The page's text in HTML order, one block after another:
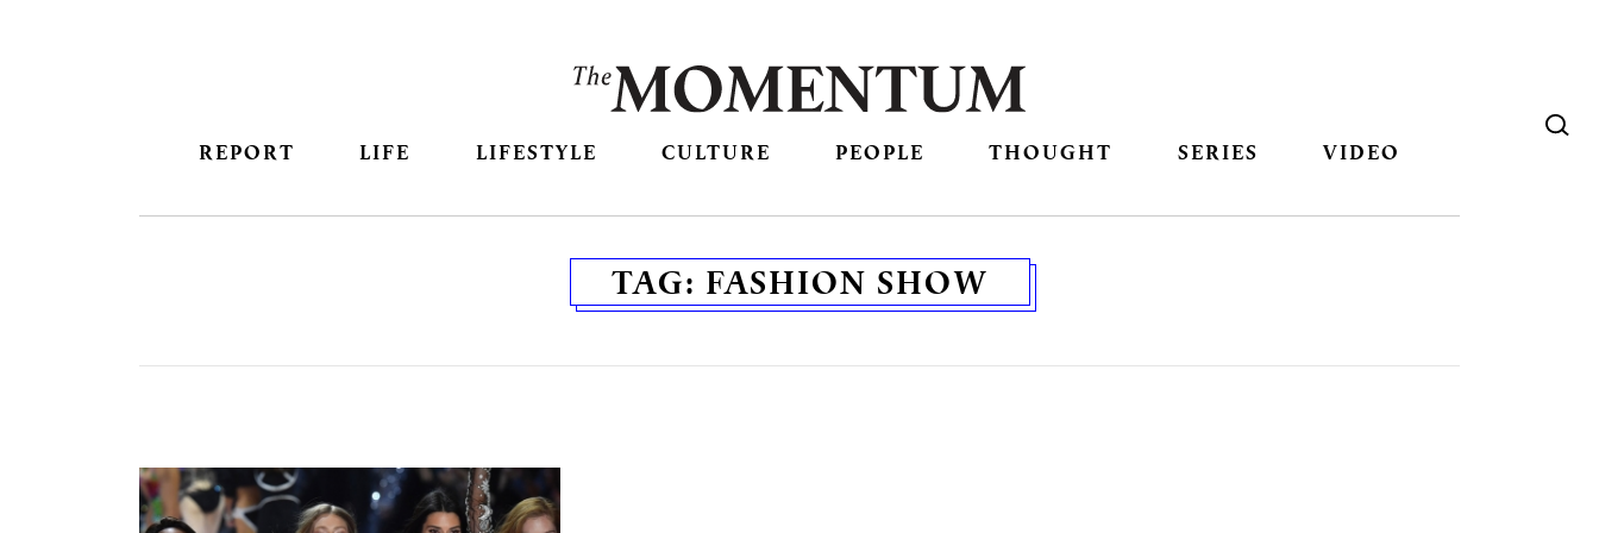
REPORT LIFE LIFESTYLE CULTURE PEOPLE THOUGHT SERIES VIDEO
TAG: FASHION SHOW